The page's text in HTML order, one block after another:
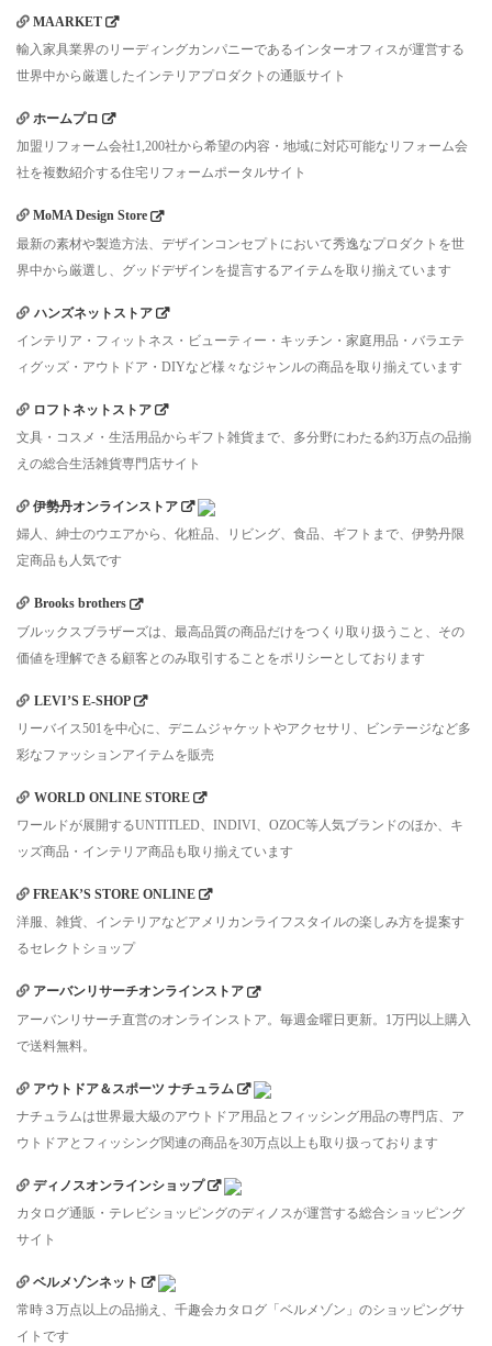
MAARKET
輸入家具業界のリーディングカンパニーであるインターオフィスが運営する
世界中から厳選したインテリアプロダクトの通販サイト
ホームプロ
加盟リフォーム会社1,200社から希望の内容・地域に対応可能なリフォーム会
社を複数紹介する住宅リフォームポータルサイト
MoMA Design Store
最新の素材や製造方法、デザインコンセプトにおいて秀逸なプロダクトを世
界中から厳選し、グッドデザインを提言するアイテムを取り揃えています
ハンズネットストア
インテリア・フィットネス・ビューティー・キッチン・家庭用品・バラエテ
ィグッズ・アウトドア・DIYなど様々なジャンルの商品を取り揃えています
ロフトネットストア
文具・コスメ・生活用品からギフト雑貨まで、多分野にわたる約3万点の品揃
えの総合生活雑貨専門店サイト
伊勢丹オンラインストア
婦人、紳士のウエアから、化粧品、リビング、食品、ギフトまで、伊勢丹限
定商品も人気です
Brooks brothers
ブルックスブラザーズは、最高品質の商品だけをつくり取り扱うこと、その
価値を理解できる顧客とのみ取引することをポリシーとしております
LEVI’S E-SHOP
リーバイス501を中心に、デニムジャケットやアクセサリ、ビンテージなど多
彩なファッションアイテムを販売
WORLD ONLINE STORE
ワールドが展開するUNTITLED、INDIVI、OZOC等人気ブランドのほか、キ
ッズ商品・インテリア商品も取り揃えています
FREAK’S STORE ONLINE
洋服、雑貨、インテリアなどアメリカンライフスタイルの楽しみ方を提案す
るセレクトショップ
アーバンリサーチオンラインストア
アーバンリサーチ直営のオンラインストア。毎週金曜日更新。1万円以上購入
で送料無料。
アウトドア＆スポーツ ナチュラム
ナチュラムは世界最大級のアウトドア用品とフィッシング用品の専門店、ア
ウトドアとフィッシング関連の商品を30万点以上も取り扱っております
ディノスオンラインショップ
カタログ通販・テレビショッピングのディノスが運営する総合ショッピング
サイト
ベルメゾンネット
常時３万点以上の品揃え、千趣会カタログ「ベルメゾン」のショッピングサ
イトです